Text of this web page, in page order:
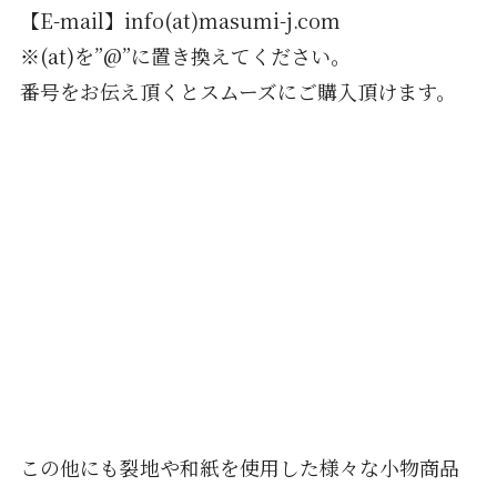
【E-mail】info(at)masumi-j.com
※(at)を”@”に置き換えてください。
番号をお伝え頂くとスムーズにご購入頂けます。
この他にも裂地や和紙を使用した様々な小物商品